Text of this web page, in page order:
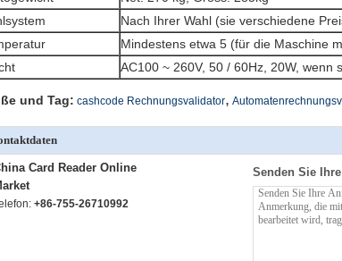
Nach Ihrer Wahl (sie verschiedene
Mindestens etwa 5 (für die Maschine
AC100 ~ 260V, 50 / 60Hz, 20W, wenn
und Tag: cashcode Rechnungsvalidator,
Card Reader Online
+86-755-26710992
Senden Sie